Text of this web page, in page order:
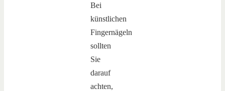
Bei
künstlichen
Fingernägeln
sollten
Sie
darauf
achten,